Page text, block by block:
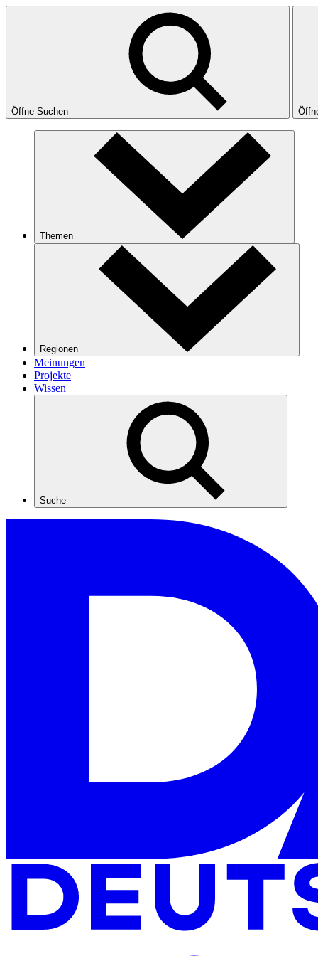
Öffne Suchen
Themen
Regionen
Meinungen
Projekte
Wissen
Suche